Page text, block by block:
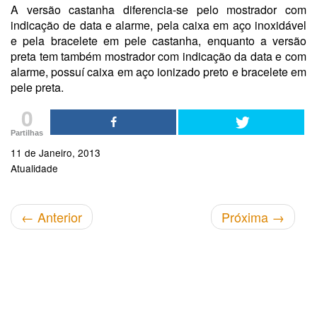
A versão castanha diferencia-se pelo mostrador com
indicação de data e alarme, pela caixa em aço inoxidável
e pela bracelete em pele castanha, enquanto a versão
preta tem também mostrador com indicação da data e com
alarme, possuí caixa em aço ionizado preto e bracelete em
pele preta.
0
Partilhas
11 de Janeiro, 2013
Atualidade
← Anterior Próxima →